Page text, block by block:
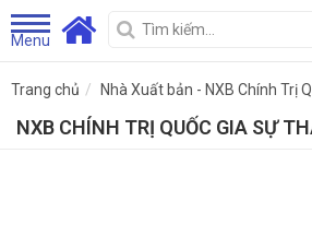
Menu
Trang chủ Nhà Xuất bản - NXB Chính Trị
NXB CHÍNH TRỊ QUỐC GIA SỰ